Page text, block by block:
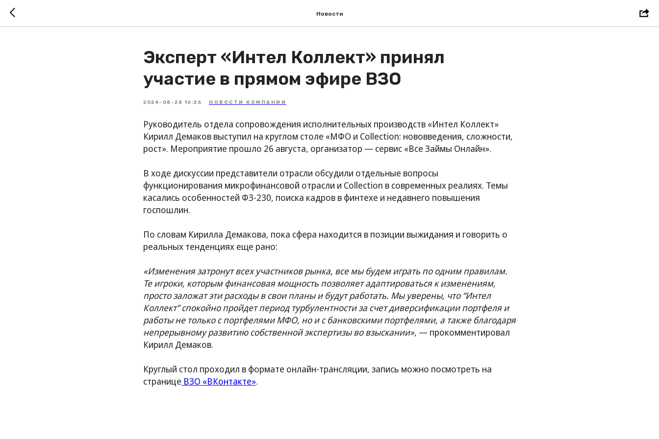
Новости
Эксперт «Интел Коллект» принял
участие в прямом эфире ВЗО
2024-08-28 16:26 НОВОСТИ КОМПАНИИ
Руководитель отдела сопровождения исполнительных производств «Интел Коллект»
Кирилл Демаков выступил на круглом столе «МФО и Collection: нововведения, сложности,
рост». Мероприятие прошло 26 августа, организатор — сервис «Все Займы Онлайн».
В ходе дискуссии представители отрасли обсудили отдельные вопросы
функционирования микрофинансовой отрасли и Collection в современных реалиях. Темы
касались особенностей ФЗ-230, поиска кадров в финтехе и недавнего повышения
госпошлин.
По словам Кирилла Демакова, пока сфера находится в позиции выжидания и говорить о
реальных тенденциях еще рано:
«Изменения затронут всех участников рынка, все мы будем играть по одним правилам.
Те игроки, которым финансовая мощность позволяет адаптироваться к изменениям,
просто заложат эти расходы в свои планы и будут работать. Мы уверены, что “Интел
Коллект” спокойно пройдет период турбулентности за счет диверсификации портфеля и
работы не только с портфелями МФО, но и с банковскими портфелями, а также благодаря
непрерывному развитию собственной экспертизы во взыскании», — прокомментировал
Кирилл Демаков.
Круглый стол проходил в формате онлайн-трансляции, запись можно посмотреть на
странице ВЗО «ВКонтакте».